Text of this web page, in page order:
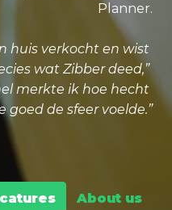
Planner.
huis verkocht en wist
wat Zibber deed,”
merkte ik hoe hecht
de sfeer voelde.”
About us